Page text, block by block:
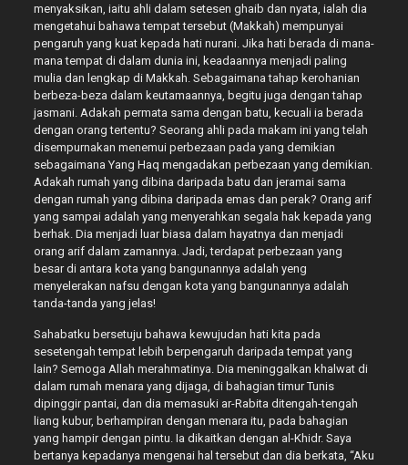
menyaksikan, iaitu ahli dalam setesen ghaib dan nyata, ialah dia
mengetahui bahawa tempat tersebut (Makkah) mempunyai
pengaruh yang kuat kepada hati nurani. Jika hati berada di mana-
mana tempat di dalam dunia ini, keadaannya menjadi paling
mulia dan lengkap di Makkah. Sebagaimana tahap kerohanian
berbeza-beza dalam keutamaannya, begitu juga dengan tahap
jasmani. Adakah permata sama dengan batu, kecuali ia berada
dengan orang tertentu? Seorang ahli pada makam ini yang telah
disempurnakan menemui perbezaan pada yang demikian
sebagaimana Yang Haq mengadakan perbezaan yang demikian.
Adakah rumah yang dibina daripada batu dan jeramai sama
dengan rumah yang dibina daripada emas dan perak? Orang arif
yang sampai adalah yang menyerahkan segala hak kepada yang
berhak. Dia menjadi luar biasa dalam hayatnya dan menjadi
orang arif dalam zamannya. Jadi, terdapat perbezaan yang
besar di antara kota yang bangunannya adalah yeng
menyelerakan nafsu dengan kota yang bangunannya adalah
tanda-tanda yang jelas!
Sahabatku bersetuju bahawa kewujudan hati kita pada
sesetengah tempat lebih berpengaruh daripada tempat yang
lain? Semoga Allah merahmatinya. Dia meninggalkan khalwat di
dalam rumah menara yang dijaga, di bahagian timur Tunis
dipinggir pantai, dan dia memasuki ar-Rabita ditengah-tengah
liang kubur, berhampiran dengan menara itu, pada bahagian
yang hampir dengan pintu. Ia dikaitkan dengan al-Khidr. Saya
bertanya kepadanya mengenai hal tersebut dan dia berkata, “Aku